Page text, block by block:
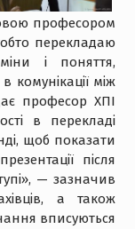
професором
перекладаю
і поняття,
комунікації між
професор ХПІ
в перекладі
щоб показати
після
— зазначив
а також
вписуються